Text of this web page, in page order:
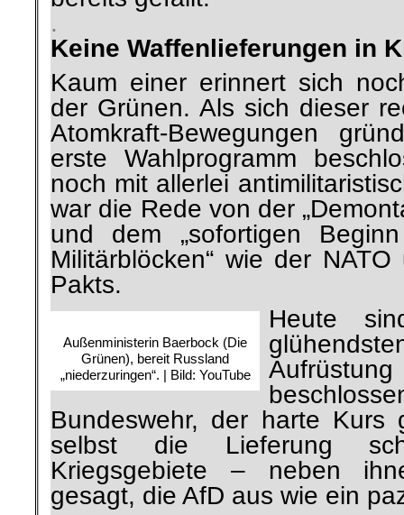
.
Keine Waffenlieferungen in
Kaum einer erinnert sich
der Grünen. Als sich dieser
Atomkraft-Bewegungen
erste Wahlprogramm
noch mit allerlei
war die Rede von der
und dem „sofortigen
Militärblöcken“ wie der
Pakts.
Außenministerin Baerbock (Die
Grünen), bereit Russland
„niederzuringen“. | Bild: YouTube
Heute
Aufrüstung
Bundeswehr, der harte Kurs
selbst die Lieferung
Kriegsgebiete – neben
gesagt, die AfD aus wie ein